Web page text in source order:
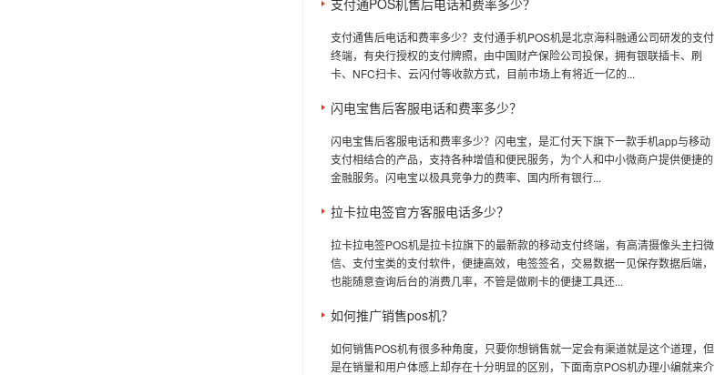
支付通POS机售后电话和费率多少？
支付通售后电话和费率多少？支付通手机POS机是北京海科融通公司研发的支付
终端，有央行授权的支付牌照，由中国财产保险公司投保，拥有银联插卡、刷
卡、NFC扫卡、云闪付等收款方式，目前市场上有将近一亿的...
闪电宝售后客服电话和费率多少？
闪电宝售后客服电话和费率多少？闪电宝，是汇付天下旗下一款手机app与移动
支付相结合的产品，支持各种增值和便民服务，为个人和中小微商户提供便捷的
金融服务。闪电宝以极具竞争力的费率、国内所有银行...
拉卡拉电签官方客服电话多少？
拉卡拉电签POS机是拉卡拉旗下的最新款的移动支付终端，有高清摄像头主扫微
信、支付宝类的支付软件，便捷高效，电签签名，交易数据一见保存数据后端，
也能随意查询后台的消费几率，不管是做刷卡的便捷工具还...
如何推广销售pos机？
如何销售POS机有很多种角度，只要你想销售就一定会有渠道就是这个道理，但
是在销量和用户体感上却存在十分明显的区别，下面南京POS机办理小编就来介